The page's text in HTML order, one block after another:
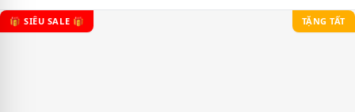
🎁 SIÊU SALE 🎁 TẶNG TẤT